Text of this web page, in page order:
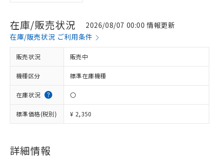
在庫/販売状況
2026/08/07 00:00 情報更新
在庫/販売状況 ご利用条件
販売状況 販売中
機種区分 標準在庫機種
在庫状況 〇
標準価格(税別) ¥ 2,350
詳細情報